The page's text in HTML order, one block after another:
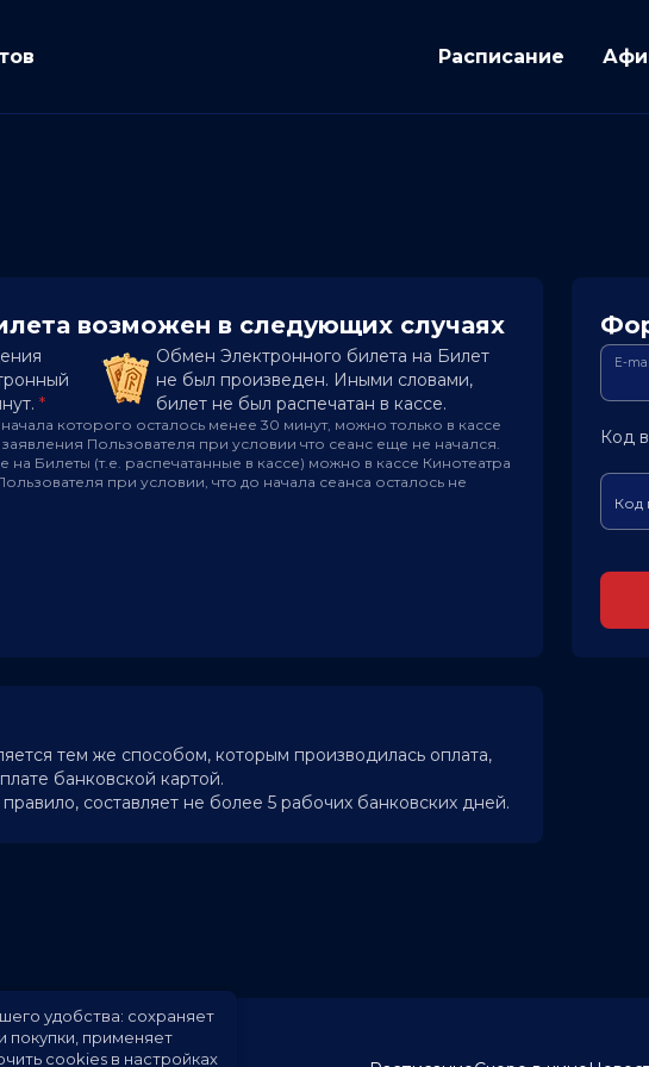
Расписание
возможен в следующих случаях
*
Обмен Электронного билета на Билет
не был произведен. Иными словами,
билет не был распечатан в кассе.
которого осталось менее 30 минут, можно только в кассе
Пользователя при условии что сеанс еще не начался.
Билеты (т.е. распечатанные в кассе) можно в кассе Кинотеатра
при условии, что до начала сеанса осталось не
тем же способом, которым производилась оплата,
банковской картой.
составляет не более 5 рабочих банковских дней.
E-
Код
Код
удобства: сохраняет
покупки, применяет
cookies в настройках